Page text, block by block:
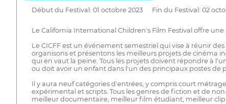
Début du Festival: 01 octobre 2023 Fin du Festival: 02
Le California International Children's Film Festival offre
Le CICFF est un événement semestriel qui vise à réunir
organisons et présentons les meilleurs projets de cinéma
qui en vaut la peine. Tous les projets doivent répondre à
ou doit avoir un enfant dans l'un des principaux postes de
Il y aura neuf catégories d'entrées, y compris court
expérimental et scripts. Tous les genres de fiction et de
meilleur documentaire, meilleur film étudiant, meilleur